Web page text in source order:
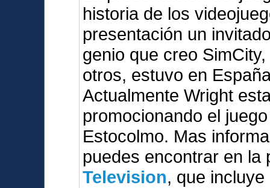
historia de los
presentación un
genio que creo
otros, estuvo en
Actualmente Wright
promocionando el
Estocolmo. Mas
puedes encontrar en
Television, que